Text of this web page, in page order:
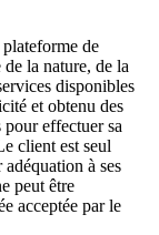
de
la nature, de la
disponibles
et obtenu des
effectuer sa
client est seul
à ses
peut être
acceptée par le